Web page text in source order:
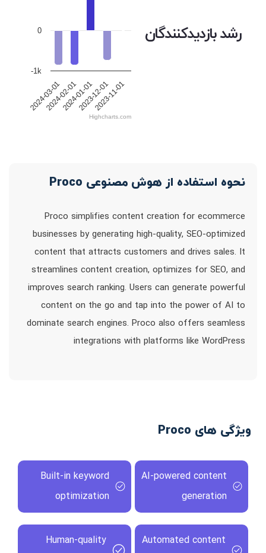
رشد بازدیدکنندگان
2024-03-01
2024-02-012024-01-012023-12-012023-11-01
-1k
0
Highcharts.com
نحوه استفاده از هوش مصنوعی Proco
Proco simplifies content creation for ecommerce
businesses by generating high-quality, SEO-optimized
content that attracts customers and drives sales. It
streamlines content creation, optimizes for SEO, and
improves search ranking. Users can generate powerful
content on the go and tap into the power of AI to
dominate search engines. Proco also offers seamless
integrations with platforms like WordPress
ویژگی های Proco
AI-powered content
generation
Built-in keyword
optimization
Automated content
Human-quality